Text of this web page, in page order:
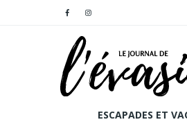
ESCAPADES ET